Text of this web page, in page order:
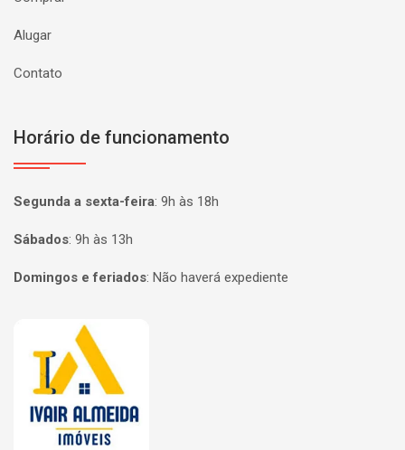
Alugar
Contato
Horário de funcionamento
Segunda a sexta-feira: 9h às 18h
Sábados: 9h às 13h
Domingos e feriados: Não haverá expediente
Página inicial